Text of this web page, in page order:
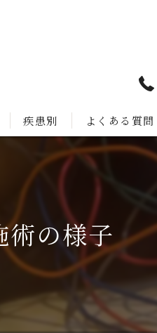
疾患別 よくある質問
術の様子